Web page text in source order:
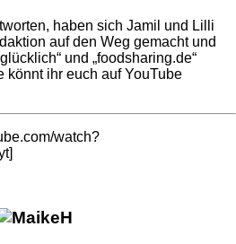
haben sich Jamil und Lilli
auf den Weg gemacht und
und „foodsharing.de“
könnt ihr euch auf YouTube
watch?